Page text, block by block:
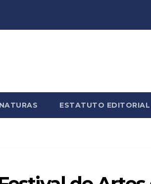
ESTATUTO EDITORIAL